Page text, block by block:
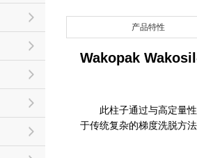
产品特性
Wakopak
此柱子通过与高定量性
于传统复杂的梯度洗脱方